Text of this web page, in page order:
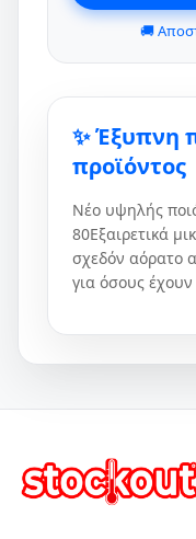
🚚
✨ Έξυπνη
προϊόντος
Νέο υψηλής
80Εξαιρετικά
σχεδόν αόρατο
για όσους